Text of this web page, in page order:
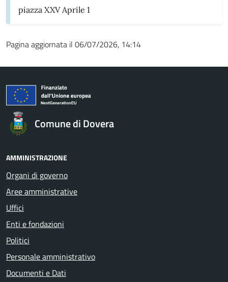
piazza XXV Aprile 1
Pagina aggiornata il 06/07/2026, 14:14
Comune di Dovera
AMMINISTRAZIONE
Organi di governo
Aree amministrative
Uffici
Enti e fondazioni
Politici
Personale amministrativo
Documenti e Dati